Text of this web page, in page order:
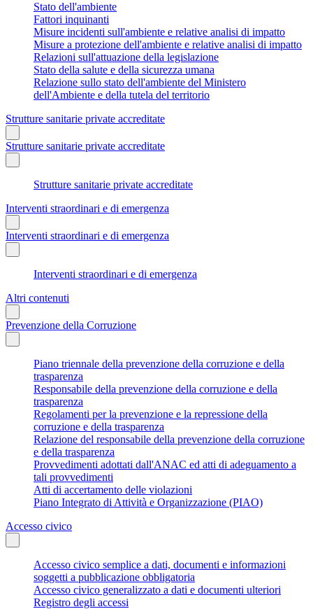
Stato dell'ambiente
Fattori inquinanti
Misure incidenti sull'ambiente e relative analisi di impatto
Misure a protezione dell'ambiente e relative analisi di impatto
Relazioni sull'attuazione della legislazione
Stato della salute e della sicurezza umana
Relazione sullo stato dell'ambiente del Ministero
dell'Ambiente e della tutela del territorio
Strutture sanitarie private accreditate
Strutture sanitarie private accreditate
Strutture sanitarie private accreditate
Interventi straordinari e di emergenza
Interventi straordinari e di emergenza
Interventi straordinari e di emergenza
Altri contenuti
Prevenzione della Corruzione
Piano triennale della prevenzione della corruzione e della
trasparenza
Responsabile della prevenzione della corruzione e della
trasparenza
Regolamenti per la prevenzione e la repressione della
corruzione e della trasparenza
Relazione del responsabile della prevenzione della corruzione
e della trasparenza
Provvedimenti adottati dall'ANAC ed atti di adeguamento a
tali provvedimenti
Atti di accertamento delle violazioni
Piano Integrato di Attività e Organizzazione (PIAO)
Accesso civico
Accesso civico semplice a dati, documenti e informazioni
soggetti a pubblicazione obbligatoria
Accesso civico generalizzato a dati e documenti ulteriori
Registro degli accessi